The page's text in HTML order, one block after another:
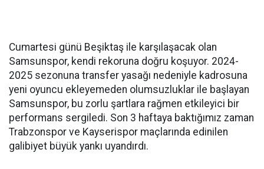
Cumartesi günü Beşiktaş ile karşılaşacak olan
Samsunspor, kendi rekoruna doğru koşuyor. 2024-
2025 sezonuna transfer yasağı nedeniyle kadrosuna
yeni oyuncu ekleyemeden olumsuzluklar ile başlayan
Samsunspor, bu zorlu şartlara rağmen etkileyici bir
performans sergiledi. Son 3 haftaya baktığımız zaman
Trabzonspor ve Kayserispor maçlarında edinilen
galibiyet büyük yankı uyandırdı.